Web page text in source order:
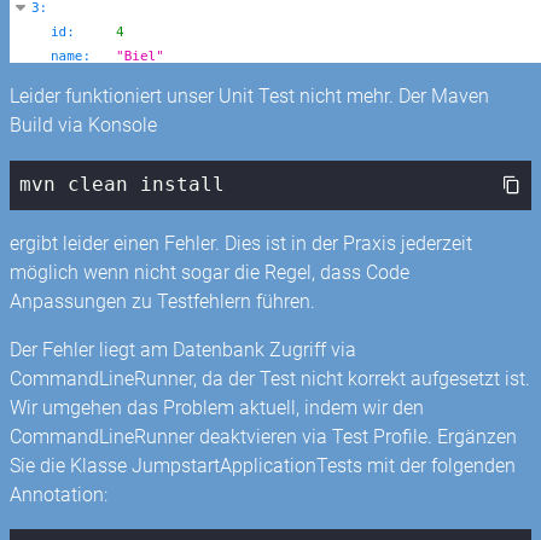
Leider funktioniert unser Unit Test nicht mehr. Der Maven
Build via Konsole
mvn clean install
ergibt leider einen Fehler. Dies ist in der Praxis jederzeit
möglich wenn nicht sogar die Regel, dass Code
Anpassungen zu Testfehlern führen.
Der Fehler liegt am Datenbank Zugriff via
CommandLineRunner, da der Test nicht korrekt aufgesetzt ist.
Wir umgehen das Problem aktuell, indem wir den
CommandLineRunner deaktvieren via Test Profile. Ergänzen
Sie die Klasse JumpstartApplicationTests mit der folgenden
Annotation: